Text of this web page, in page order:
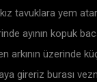
tavuklara yem
ayının kopuk
arkının
gireriz burası